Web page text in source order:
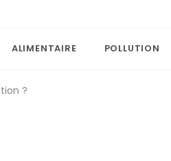
ALIMENTAIRE POLLUTION
?